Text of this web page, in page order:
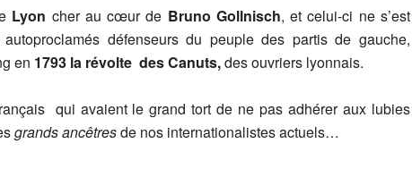
Lyon cher au cœur de Bruno Gollnisch, et celui-ci ne s’est
défenseurs du peuple des partis de gauche,
en 1793 la révolte des Canuts,des ouvriers lyonnais.
qui avaient le grand tort de ne pas adhérer aux lubies
grands ancêtresde nos internationalistes actuels…